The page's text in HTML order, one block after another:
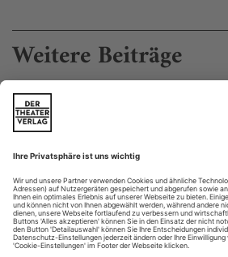
Weitere Beiträge
Wenn die Hoffnung zum Debakel
Über die Gefahr, die Demokratie
zerstören
In der Regel formulieren wir unsere
nähere und fernere Zukunft auf
Linearitätserwartungen: Ein Mehr
gewisser Zeit auch zu einem Mehr an
Wissen ist die Grundlage